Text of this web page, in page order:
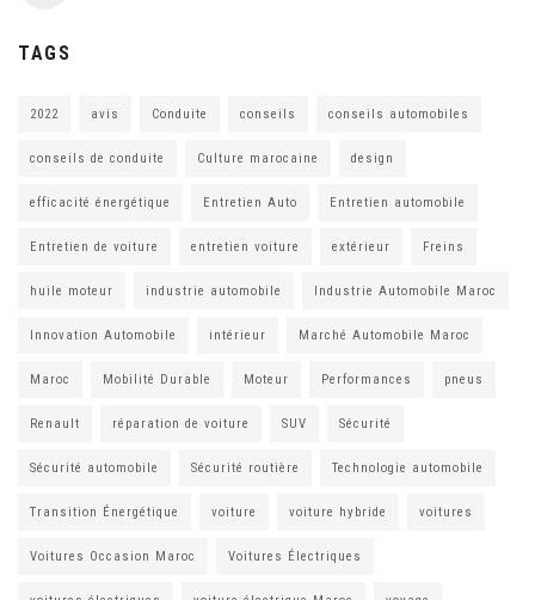
TAGS
2022 avis Conduite conseils conseils automobiles
conseils de conduite Culture marocaine design
efficacité énergétique Entretien Auto Entretien automobile
Entretien de voiture entretien voiture extérieur Freins
huile moteur industrie automobile Industrie Automobile Maroc
Innovation Automobile intérieur Marché Automobile Maroc
Maroc Mobilité Durable Moteur Performances pneus
Renault réparation de voiture SUV Sécurité
Sécurité automobile Sécurité routière Technologie automobile
Transition Énergétique voiture voiture hybride voitures
Voitures Occasion Maroc Voitures Électriques